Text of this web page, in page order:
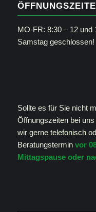
MO-FR: 8:30 – 12 und
Samstag geschlossen!
Sollte es für Sie nicht
Öffnungszeiten bei
wir gerne telefonisch
Beratungstermin vor
Mittagspause oder